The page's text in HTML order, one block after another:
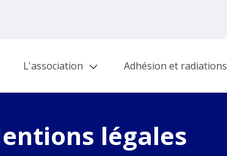
L'association Adhésion et radiations
légales